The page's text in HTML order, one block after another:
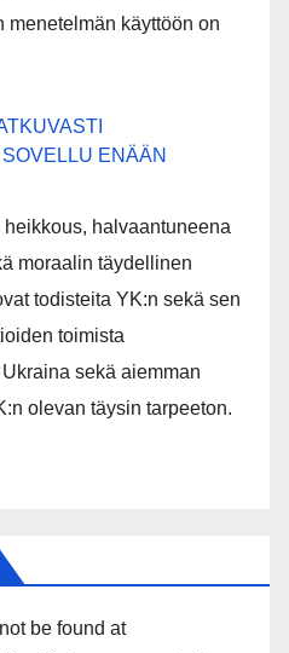
menetelmän käyttöön on
ENÄÄN
heikkous, halvaantuneena
moraalin täydellinen
todisteita YK:n sekä sen
toimista
sekä aiemman
olevan täysin tarpeeton.
be found at